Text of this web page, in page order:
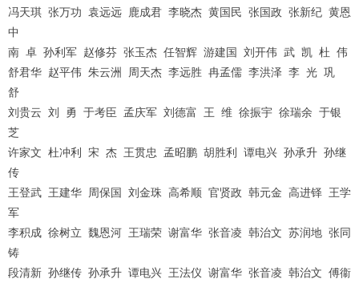
冯天琪 张万功 袁远远 鹿成君 李晓杰 黄国民 张国政 张新纪 黄恩
中
南 卓 孙利军 赵修芬 张玉杰 任智辉 游建国 刘开伟 武 凯 杜 伟
舒君华 赵平伟 朱云洲 周天杰 李远胜 冉孟儒 李洪泽 李 光 巩
舒
刘贵云 刘 勇 于考臣 孟庆军 刘德富 王 维 徐振宇 徐瑞余 于银
芝
许家文 杜冲利 宋 杰 王贯忠 孟昭鹏 胡胜利 谭电兴 孙承升 孙继
传
王登武 王建华 周保国 刘金珠 高希顺 官贤政 韩元金 高进铎 王学
军
李积成 徐树立 魏恩河 王瑞荣 谢富华 张音凌 韩治文 苏润地 张同
铸
段清新 孙继传 孙承升 谭电兴 王法仪 谢富华 张音凌 韩治文 傅衞